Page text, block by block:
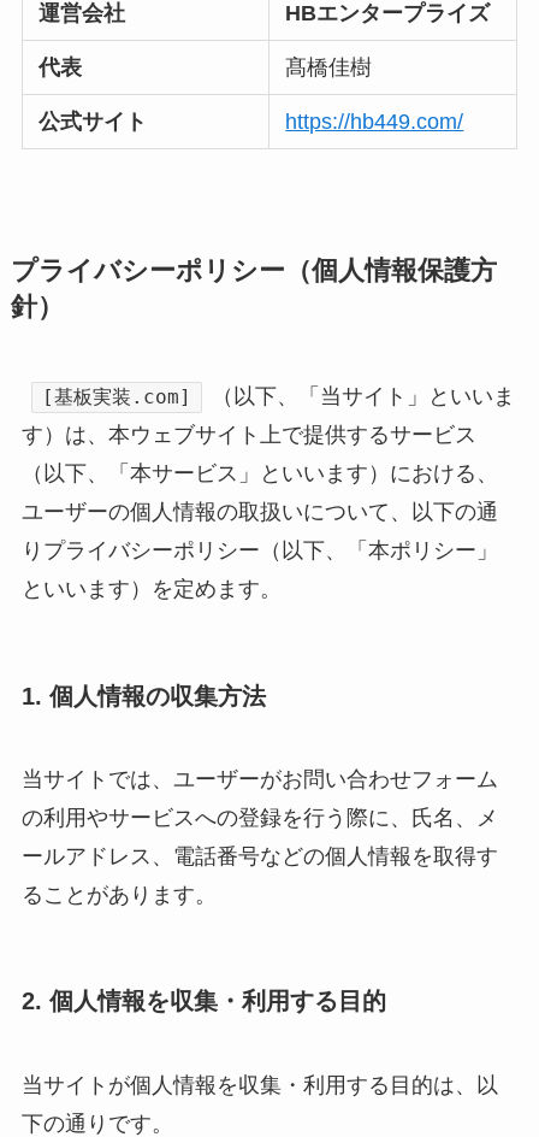
運営会社 HBエンタープライズ
代表 髙橋佳樹
公式サイト https://hb449.com/
プライバシーポリシー（個人情報保護方
針）
[基板実装.com]
（以下、「当サイト」といいま
す）は、本ウェブサイト上で提供するサービス
（以下、「本サービス」といいます）における、
ユーザーの個人情報の取扱いについて、以下の通
りプライバシーポリシー（以下、「本ポリシー」
といいます）を定めます。
1. 個人情報の収集方法
当サイトでは、ユーザーがお問い合わせフォーム
の利用やサービスへの登録を行う際に、氏名、メ
ールアドレス、電話番号などの個人情報を取得す
ることがあります。
2. 個人情報を収集・利用する目的
当サイトが個人情報を収集・利用する目的は、以
下の通りです。